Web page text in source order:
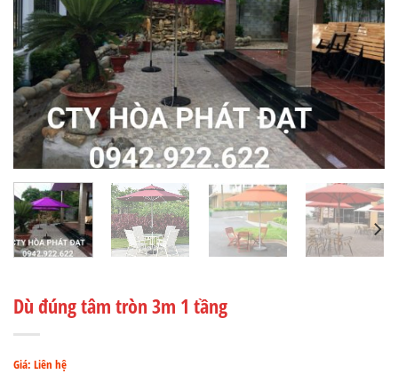
Dù đúng tâm tròn 3m 1 tầng
Giá: Liên hệ